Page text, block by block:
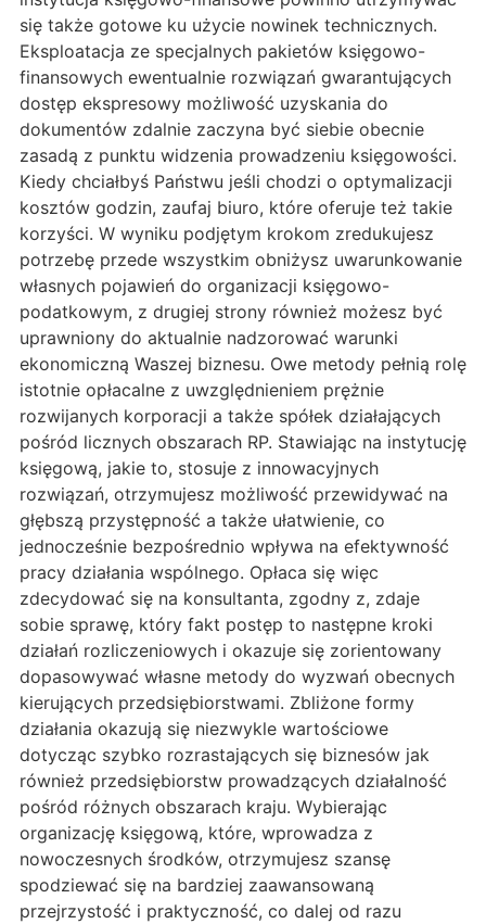
się także gotowe ku użycie nowinek technicznych.
Eksploatacja ze specjalnych pakietów księgowo-
finansowych ewentualnie rozwiązań gwarantujących
dostęp ekspresowy możliwość uzyskania do
dokumentów zdalnie zaczyna być siebie obecnie
zasadą z punktu widzenia prowadzeniu księgowości.
Kiedy chciałbyś Państwu jeśli chodzi o optymalizacji
kosztów godzin, zaufaj biuro, które oferuje też takie
korzyści. W wyniku podjętym krokom zredukujesz
potrzebę przede wszystkim obniżysz uwarunkowanie
własnych pojawień do organizacji księgowo-
podatkowym, z drugiej strony również możesz być
uprawniony do aktualnie nadzorować warunki
ekonomiczną Waszej biznesu. Owe metody pełnią rolę
istotnie opłacalne z uwzględnieniem prężnie
rozwijanych korporacji a także spółek działających
pośród licznych obszarach RP. Stawiając na instytucję
księgową, jakie to, stosuje z innowacyjnych
rozwiązań, otrzymujesz możliwość przewidywać na
głębszą przystępność a także ułatwienie, co
jednocześnie bezpośrednio wpływa na efektywność
pracy działania wspólnego. Opłaca się więc
zdecydować się na konsultanta, zgodny z, zdaje
sobie sprawę, który fakt postęp to następne kroki
działań rozliczeniowych i okazuje się zorientowany
dopasowywać własne metody do wyzwań obecnych
kierujących przedsiębiorstwami. Zbliżone formy
działania okazują się niezwykle wartościowe
dotycząc szybko rozrastających się biznesów jak
również przedsiębiorstw prowadzących działalność
pośród różnych obszarach kraju. Wybierając
organizację księgową, które, wprowadza z
nowoczesnych środków, otrzymujesz szansę
spodziewać się na bardziej zaawansowaną
przejrzystość i praktyczność, co dalej od razu